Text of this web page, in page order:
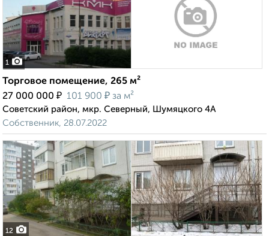
1
Торговое помещение, 265 м²
27 000 000 ₽ 101 900 ₽ за м²
Советский район, мкр. Северный, Шумяцкого 4А
Собственник, 28.07.2022
12